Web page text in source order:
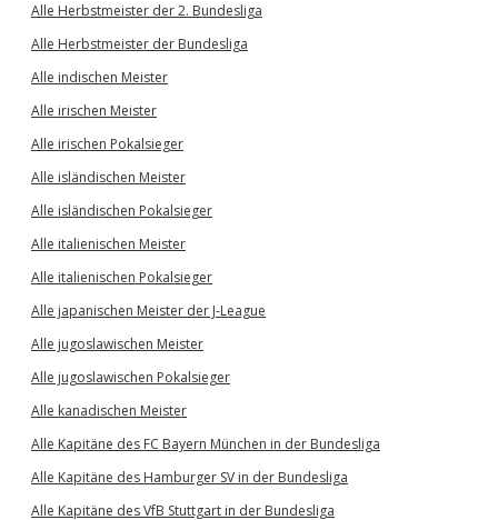
Alle Herbstmeister der 2. Bundesliga
Alle Herbstmeister der Bundesliga
Alle indischen Meister
Alle irischen Meister
Alle irischen Pokalsieger
Alle isländischen Meister
Alle isländischen Pokalsieger
Alle italienischen Meister
Alle italienischen Pokalsieger
Alle japanischen Meister der J-League
Alle jugoslawischen Meister
Alle jugoslawischen Pokalsieger
Alle kanadischen Meister
Alle Kapitäne des FC Bayern München in der Bundesliga
Alle Kapitäne des Hamburger SV in der Bundesliga
Alle Kapitäne des VfB Stuttgart in der Bundesliga